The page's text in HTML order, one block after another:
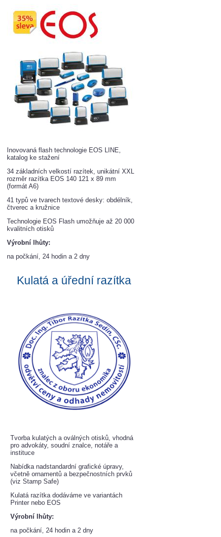
Inovovaná flash technologie EOS LINE,
katalog ke stažení
34 základních velkostí razítek, unikátní XXL
rozměr razítka EOS 140 121 x 89 mm
(formát A6)
41 typů ve tvarech textové desky: obdélník,
čtverec a kružnice
Technologie EOS Flash umožňuje až 20 000
kvalitních otisků
Výrobní lhůty:
na počkání, 24 hodin a 2 dny
Kulatá a úřední razítka
Tvorba kulatých a oválných otisků, vhodná
pro advokáty, soudní znalce, notáře a
instituce
Nabídka nadstandardní grafické úpravy,
včetně ornamentů a bezpečnostních prvků
(viz Stamp Safe)
Kulatá razítka dodáváme ve variantách
Printer nebo EOS
Výrobní lhůty:
na počkání, 24 hodin a 2 dny